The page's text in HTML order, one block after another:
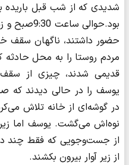
شدیدی که از شب قبل باریده
بود.‌حوالی
حضور داشتند، ناگهان سقف
مردم روستا را به محل حادثه
قدیمی شدند، چیزی از سقف
یوسف را در حالی دیدند که
در گوشه‌ای از خانه تلاش
نوه‌اش می‌گشت. یوسف اما
از جست‌وجویی که فقط چند
از زیر آوار بیرون بکشند.‌